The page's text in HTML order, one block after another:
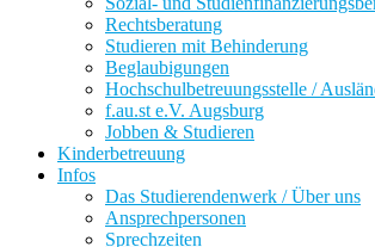
Rechtsberatung
Studieren mit Behinderung
Beglaubigungen
Hochschulbetreuungsstelle /
f.au.st e.V. Augsburg
Jobben & Studieren
Kinderbetreuung
Infos
Das Studierendenwerk / Über uns
Ansprechpersonen
Sprechzeiten